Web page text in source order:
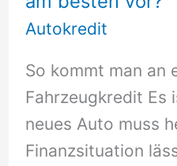
Autokredit
So kommt man an
Fahrzeugkredit Es
neues Auto muss
Finanzsituation